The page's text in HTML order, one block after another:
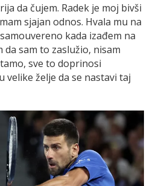
da čujem. Radek je moj bivši
sjajan odnos. Hvala mu na
kada izađem na
da sam to zaslužio, nisam
sve to doprinosi
želje da se nastavi taj